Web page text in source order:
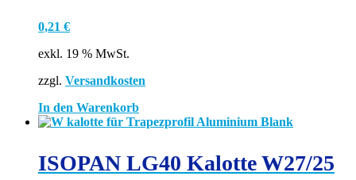
0,21 €
exkl. 19 % MwSt.
zzgl. Versandkosten
In den Warenkorb
ISOPAN LG40 Kalotte W27/25